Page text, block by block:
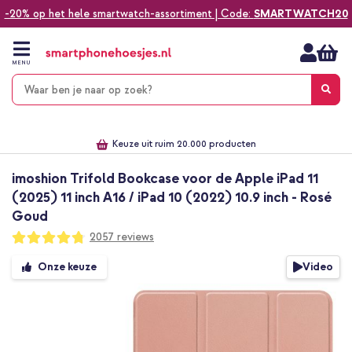
-20% op het hele smartwatch-assortiment | Code: SMARTWATCH20
naar
inhoud
MENU
Keuze uit ruim 20.000 producten
imoshion Trifold Bookcase voor de Apple iPad 11
(2025) 11 inch A16 / iPad 10 (2022) 10.9 inch - Rosé
Goud
Waardering:
95
100
2057 reviews
naar
Onze keuze Video